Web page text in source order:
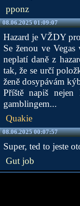
pponz
08.06.2025 01:09:07
Hazard je VŽDY
Se ženou ve
neplatí daně z
tak, že se určí
ženě dosypávám
Příště napiš
gamblingem...
Quakie
08.06.2025 00:07:57
Super, ted to jeste
Gut job